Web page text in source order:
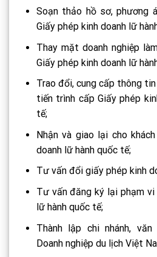
Soạn thảo hồ sơ, phương
Giấy phép kinh doanh lữ
Thay mặt doanh nghiệp
Giấy phép kinh doanh lữ
Trao đổi, cung cấp thông
tiến trình cấp Giấy phép
tế;
Nhận và giao lại cho
doanh lữ hành quốc tế;
Tư vấn đổi giấy phép kinh
Tư vấn đăng ký lại phạm vi
lữ hành quốc tế;
Thành lập chi nhánh,
Doanh nghiệp du lịch Việt